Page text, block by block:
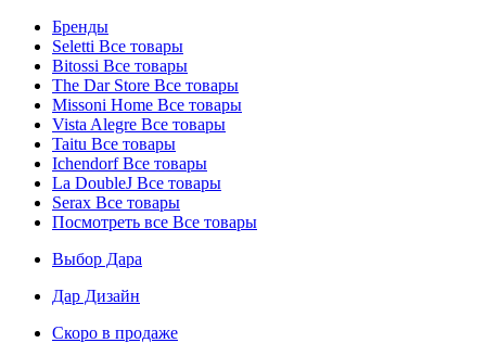
Бренды
Seletti Все товары
Bitossi Все товары
The Dar Store Все товары
Missoni Home Все товары
Vista Alegre Все товары
Taitu Все товары
IchendorfВсе товары
La DoubleJ Все товары
Serax Все товары
Посмотреть все Все товары
Выбор Дара
Дар Дизайн
Скоро в продаже